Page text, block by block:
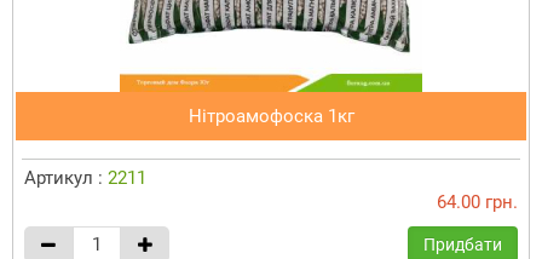
Нітроамофоска 1кг
Артикул : 2211
64.00 грн.
Придбати